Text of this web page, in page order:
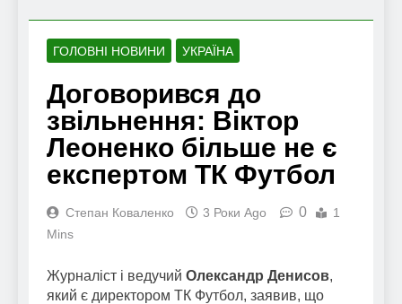
ГОЛОВНІ НОВИНИ УКРАЇНА
Договорився до
звільнення: Віктор
Леоненко більше не є
експертом ТК Футбол
Степан Коваленко 3 Роки Ago 0
1
Mins
Журналіст і ведучий Олександр Денисов,
який є директором ТК Футбол, заявив, що